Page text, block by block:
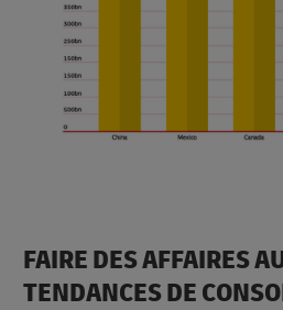
FAIRE DES AFFAIRES
TENDANCES DE